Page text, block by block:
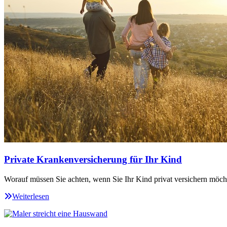
Private Krankenversicherung für Ihr Kind
Worauf müssen Sie achten, wenn Sie Ihr Kind privat versichern
Weiterlesen